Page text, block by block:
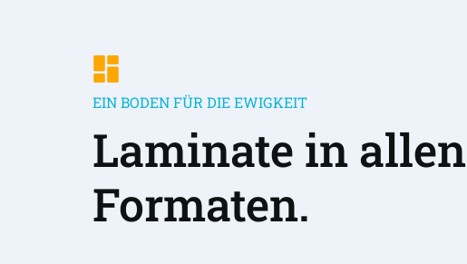
EIN BODEN FÜR DIE EWIGKEIT
Laminate in allen
Formaten.